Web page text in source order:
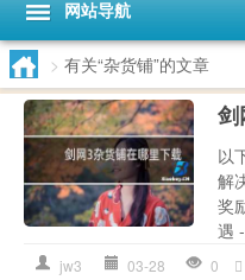
网站导航
> 有关“杂货铺”的文章
剑
以
解
奖
遇
jw3 03-28 0